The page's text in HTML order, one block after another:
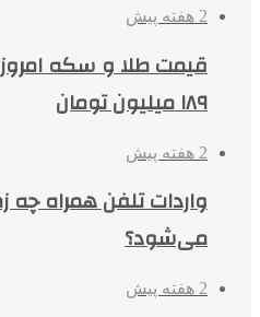
2 هفته پیش
قیمت طلا و سکه امروز
۱۸۹ میلیون تومان
2 هفته پیش
واردات تلفن همراه چه
می‌شود؟
2 هفته پیش